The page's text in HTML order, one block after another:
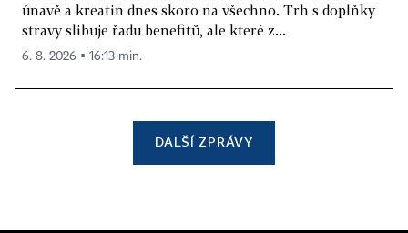
únavě a kreatin dnes skoro na všechno. Trh s doplňky
stravy slibuje řadu benefitů, ale které z...
6. 8. 2026 ▪ 16:13 min.
DALŠÍ ZPRÁVY